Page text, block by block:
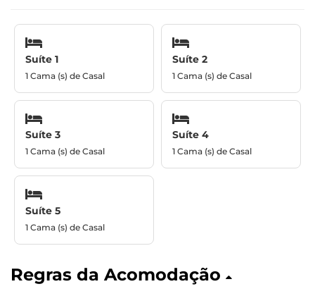
Suíte 1
1 Cama (s) de Casal
Suíte 2
1 Cama (s) de Casal
Suíte 3
1 Cama (s) de Casal
Suíte 4
1 Cama (s) de Casal
Suíte 5
1 Cama (s) de Casal
Regras da Acomodação